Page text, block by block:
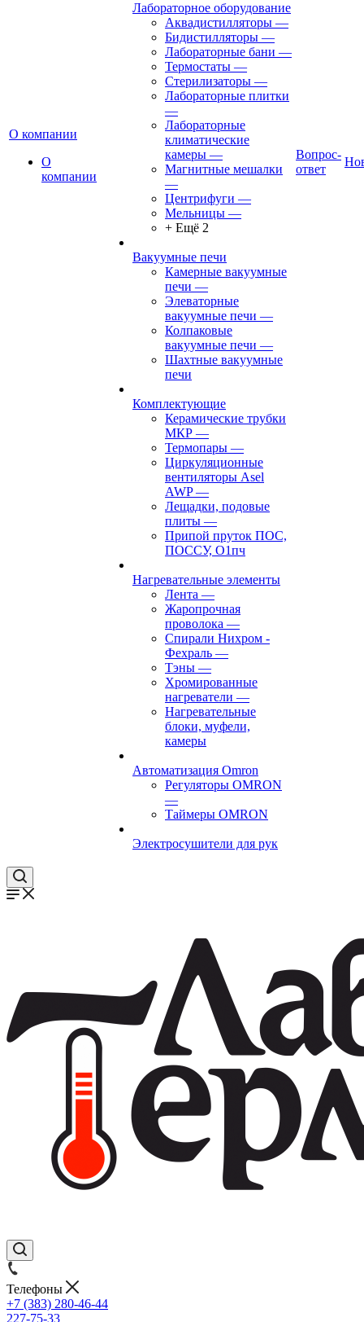
О компании
О
компании
Лабораторное оборудование
Аквадистилляторы —
Бидистилляторы —
Лабораторные бани —
Термостаты —
Стерилизаторы —
Лабораторные плитки
—
Лабораторные
климатические
камеры —
Магнитные мешалки
—
Центрифуги —
Мельницы —
+ Ещё 2
Вакуумные печи
Камерные вакуумные
печи —
Элеваторные
вакуумные печи —
Колпаковые
вакуумные печи —
Шахтные вакуумные
печи
Комплектующие
Керамические трубки
МКР —
Термопары —
Циркуляционные
вентиляторы Asel
AWP—
Лещадки, подовые
плиты —
Припой пруток ПОС,
ПОССУ, О1пч
Нагревательные элементы
Лента —
Жаропрочная
проволока —
Спирали Нихром -
Фехраль —
Тэны —
Хромированные
нагреватели —
Нагревательные
блоки, муфели,
камеры
Автоматизация Omron
Регуляторы OMRON
—
Таймеры OMRON
Электросушители для рук
Вопрос-
ответ
Телефоны
+7 (383) 280-46-44
227-75-33